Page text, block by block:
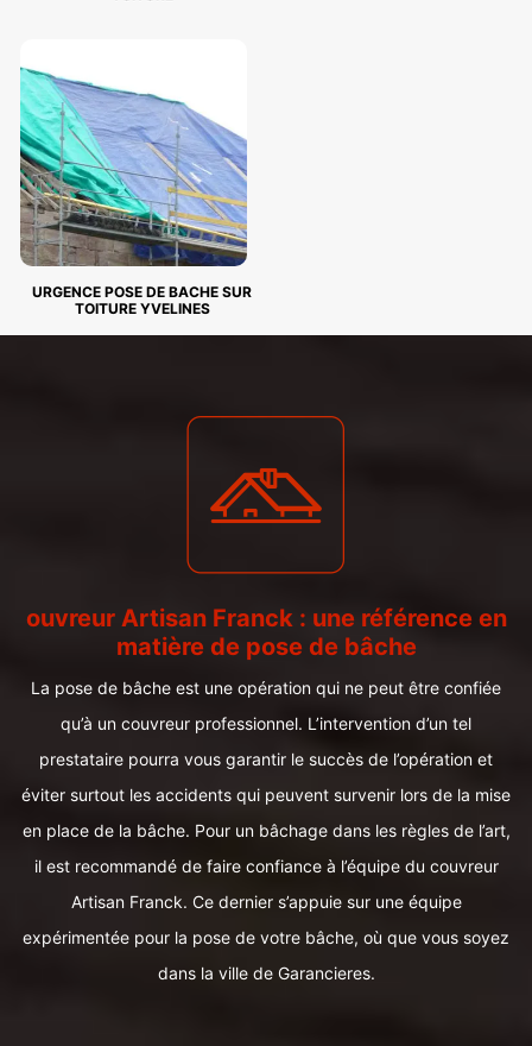
URGENCE POSE DE BACHE SUR
TOITURE YVELINES
ouvreur Artisan Franck : une référence en
matière de pose de bâche
La pose de bâche est une opération qui ne peut être confiée
qu’à un couvreur professionnel. L’intervention d’un tel
prestataire pourra vous garantir le succès de l’opération et
éviter surtout les accidents qui peuvent survenir lors de la mise
en place de la bâche. Pour un bâchage dans les règles de l’art,
il est recommandé de faire confiance à l’équipe du couvreur
Artisan Franck. Ce dernier s’appuie sur une équipe
expérimentée pour la pose de votre bâche, où que vous soyez
dans la ville de Garancieres.